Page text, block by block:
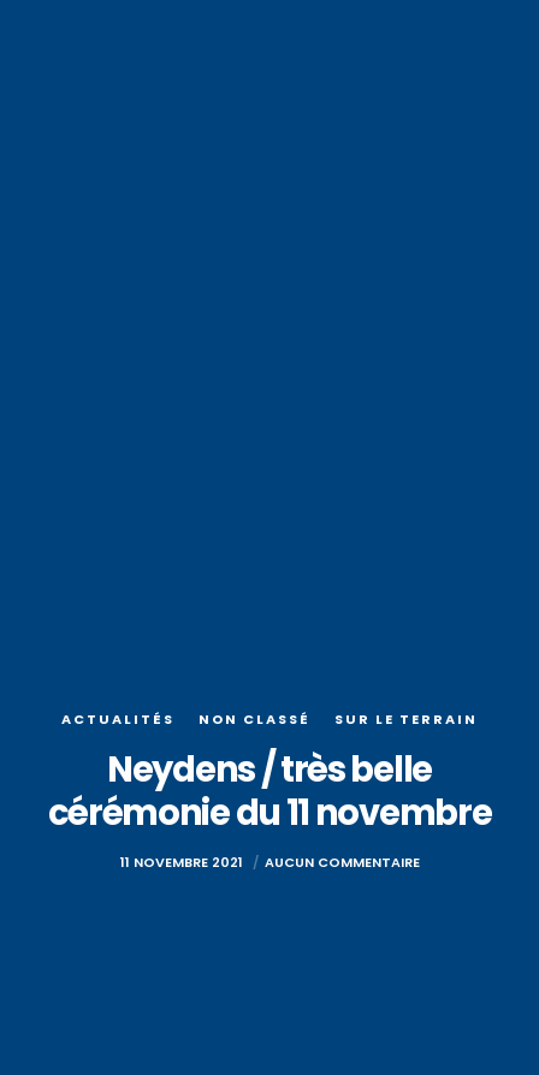
ACTUALITÉS NON CLASSÉ SUR LE TERRAIN
Neydens / très belle
cérémonie du 11 novembre
11 NOVEMBRE 2021 AUCUN COMMENTAIRE